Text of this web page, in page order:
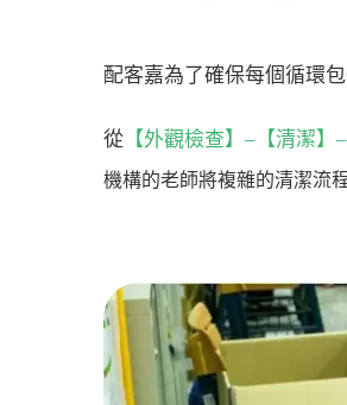
配客嘉為了確保每個循環
從【外觀檢查】–【清潔】
機構的老師將複雜的清潔流